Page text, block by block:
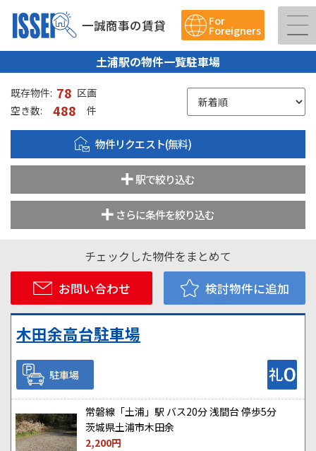
一誠商事の賃貸 For
Foreigners
土浦駅の物件一覧駐車場
既存物件: 78 区画
空き数:
488 件
物件リクエスト(無料)
駅で絞り込む
さらに条件を絞り込む
チェックした物件をまとめて
お問い合わせ
検討物件に追加
木田余高台駐車場
駐車場
常磐線「土浦」駅 バス20分 浅間台 停歩5分
茨城県土浦市木田余
2,200円